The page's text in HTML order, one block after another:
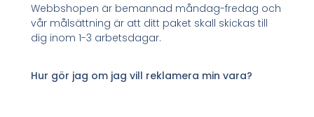
Webbshopen är bemannad måndag-fredag och
vår målsättning är att ditt paket skall skickas till
dig inom 1-3 arbetsdagar.
Hur gör jag om jag vill reklamera min vara?